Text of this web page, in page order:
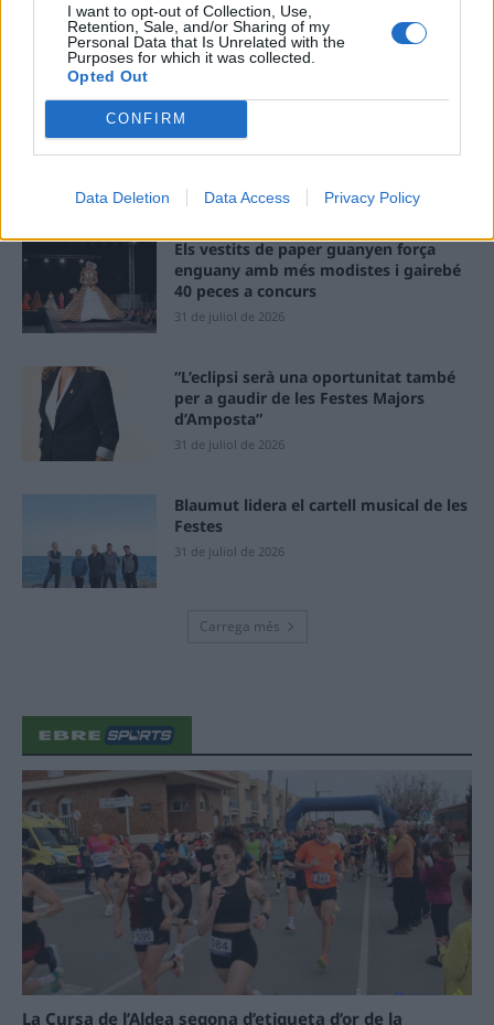
I want to opt-out of Collection, Use,
Retention, Sale, and/or Sharing of my
Personal Data that Is Unrelated with the
Purposes for which it was collected.
Opted Out
CONFIRM
Data Deletion Data Access Privacy Policy
ÚLTIMES NOTÍCIES
Amposta recupera les Cases del Castell
i culmina un projecte estratègic que
vincula patrimoni, turisme i
6 d'agost de 2026
Els vestits de paper guanyen força
enguany amb més modistes i gairebé
40 peces a concurs
31 de juliol de 2026
“L’eclipsi serà una oportunitat també
per a gaudir de les Festes Majors
d’Amposta”
31 de juliol de 2026
Blaumut lidera el cartell musical de les
Festes
31 de juliol de 2026
Carrega més
La Cursa de l’Aldea segona d’etiqueta d’or de la